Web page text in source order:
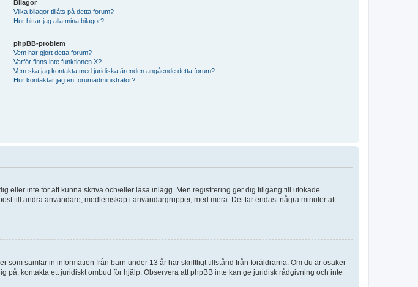
Bilagor
Vilka bilagor tillåts på detta forum?
Hur hittar jag alla mina bilagor?
phpBB-problem
Vem har gjort detta forum?
Varför finns inte funktionen X?
Vem ska jag kontakta med juridiska ärenden angående detta forum?
Hur kontaktar jag en forumadministratör?
eller inte för att kunna skriva och/eller läsa inlägg. Men registrering ger dig tillgång till utökade
till andra användare, medlemskap i användargrupper, med mera. Det tar endast några minuter att
som samlar in information från barn under 13 år har skriftligt tillstånd från föräldrarna. Om du är osäker
kontakta ett juridiskt ombud för hjälp. Observera att phpBB inte kan ge juridisk rådgivning och inte